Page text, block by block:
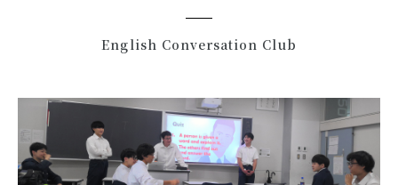
English Conversation Club